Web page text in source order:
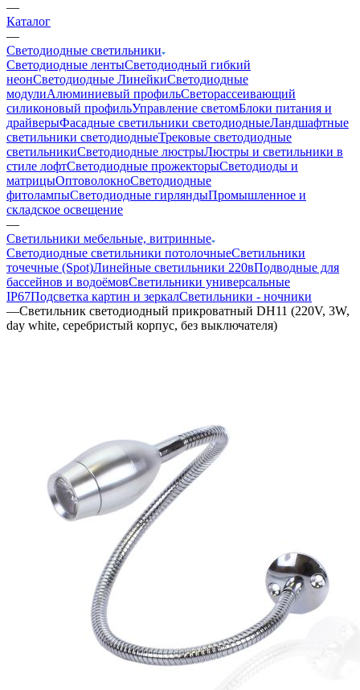
—
Каталог
—
Светодиодные светильники
Светодиодные лентыСветодиодный гибкий
неонСветодиодные ЛинейкиСветодиодные
модулиАлюминиевый профильСветорассеивающий
силиконовый профильУправление светомБлоки питания и
драйверыФасадные светильники светодиодныеЛандшафтные
светильники светодиодныеТрековые светодиодные
светильникиСветодиодные люстрыЛюстры и светильники в
стиле лофтСветодиодные прожекторыСветодиоды и
матрицыОптоволокноСветодиодные
фитолампыСветодиодные гирляндыПромышленное и
складское освещение
—
Светильники мебельные, витринные
Светодиодные светильники потолочныеСветильники
точечные (Spot)Линейные светильники 220вПодводные для
бассейнов и водоёмовСветильники универсальные
IP67Подсветка картин и зеркалСветильники - ночники
—Светильник светодиодный прикроватный DH11 (220V, 3W,
day white, серебристый корпус, без выключателя)